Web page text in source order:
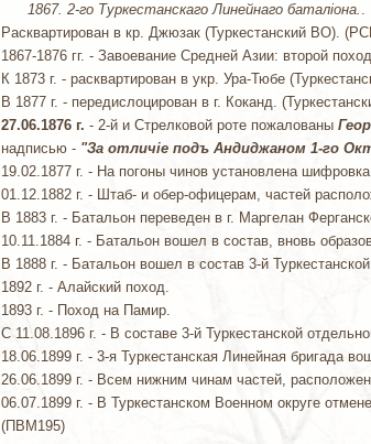
1867. 2-го Туркестанскаго Линейнаго баталiона. .
Расквартирован в кр. Джюзак (Туркестанский ВО).
1867-1876 гг. - Завоевание Средней Азии: второй
К 1873 г. - расквартирован в укр. Ура-Тюбе
В 1877 г. - передислоцирован в г. Коканд.
27.06.1876 г. - 2-й и Стрелковой роте пожалованы
надписью - "За отличiе подъ Андиджаном 1-го
19.02.1877 г. - На погоны чинов установлена
01.12.1882 г. - Штаб- и обер-офицерам, частей
В 1883 г. - Батальон переведен в г. Маргелан
10.11.1884 г. - Батальон вошел в состав, вновь
В 1888 г. - Батальон вошел в состав 3-й
1892 г. - Алайский поход.
1893 г. - Поход на Памир.
С 11.08.1896 г. - В составе 3-й Туркестанской
18.06.1899 г. - 3-я Туркестанская Линейная бригада
26.06.1899 г. - Всем нижним чинам частей,
06.07.1899 г. - В Туркестанском Военном округе
(ПВМ195)